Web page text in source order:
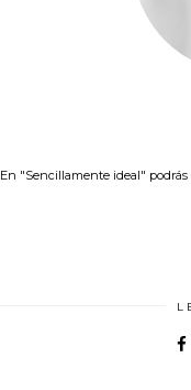
En "Sencillamente ideal"